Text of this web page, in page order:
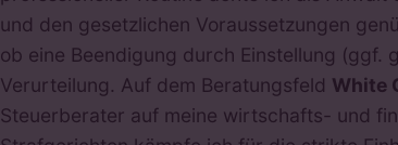
und den gesetzlichen Voraussetzungen
ob eine Beendigung durch Einstellung (ggf.
Verurteilung. Auf dem Beratungsfeld White
Steuerberater auf meine wirtschafts- und